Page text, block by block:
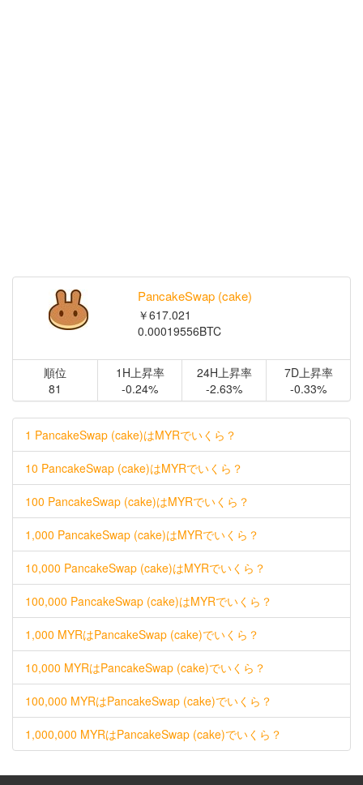
PancakeSwap (cake)
￥617.021
0.00019556BTC
順位
81
1H上昇率
-0.24%
24H上昇率
-2.63%
7D上昇率
-0.33%
1 PancakeSwap (cake)はMYRでいくら？
10 PancakeSwap (cake)はMYRでいくら？
100 PancakeSwap (cake)はMYRでいくら？
1,000 PancakeSwap (cake)はMYRでいくら？
10,000 PancakeSwap (cake)はMYRでいくら？
100,000 PancakeSwap (cake)はMYRでいくら？
1,000 MYRはPancakeSwap (cake)でいくら？
10,000 MYRはPancakeSwap (cake)でいくら？
100,000 MYRはPancakeSwap (cake)でいくら？
1,000,000 MYRはPancakeSwap (cake)でいくら？